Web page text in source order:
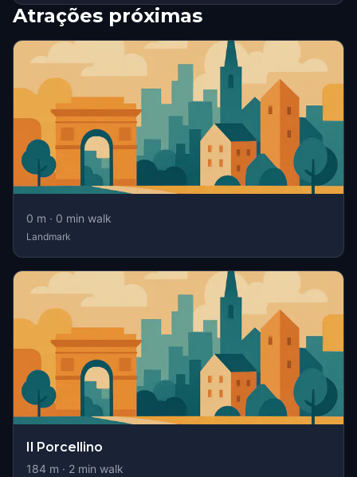
Atrações próximas
0 m · 0 min walk
Landmark
Il Porcellino
184 m · 2 min walk